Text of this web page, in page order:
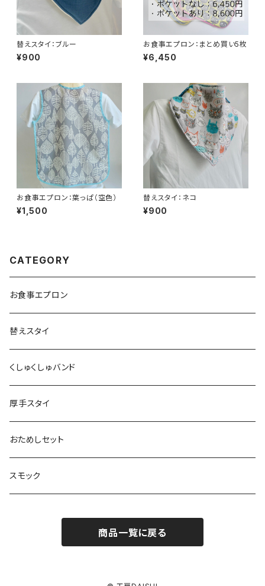
替えスタイ：ブルー
¥900
お食事エプロン：まとめ買い5枚
¥6,450
お食事エプロン：葉っぱ（空色）
¥1,500
替えスタイ：ネコ
¥900
CATEGORY
お食事エプロン
替えスタイ
くしゅくしゅバンド
厚手スタイ
おためしセット
スモック
商品一覧に戻る